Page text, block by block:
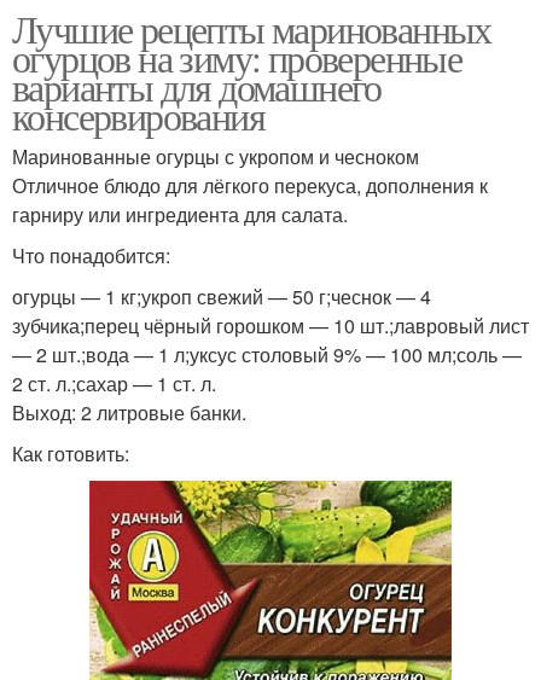
Лучшие рецепты маринованных
огурцов на зиму: проверенные
варианты для домашнего
консервирования
Маринованные огурцы с укропом и чесноком
Отличное блюдо для лёгкого перекуса, дополнения к
гарниру или ингредиента для салата.
Что понадобится:
огурцы — 1 кг;укроп свежий — 50 г;чеснок — 4
зубчика;перец чёрный горошком — 10 шт.;лавровый лист
— 2 шт.;вода — 1 л;уксус столовый 9% — 100 мл;соль —
2 ст. л.;сахар — 1 ст. л.
Выход: 2 литровые банки.
Как готовить: